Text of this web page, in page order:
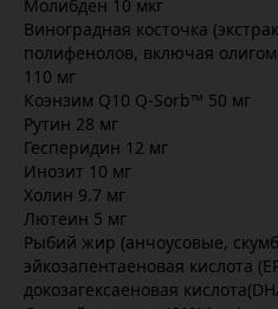
Молибден 10 мкг
Виноградная косточка
полифенолов, включая
110 мг
Коэнзим Q10 Q-Sorb™ 50 мг
Рутин 28 мг
Гесперидин 12 мг
Инозит 10 мг
Холин 9.7 мг
Лютеин 5 мг
Рыбий жир (анчоусовые,
эйкозапентаеновая кислота
докозагексаеновая